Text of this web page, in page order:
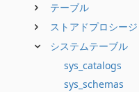
テーブル
ストアドプロシージ
システムテーブル
sys_catalogs
sys_schemas